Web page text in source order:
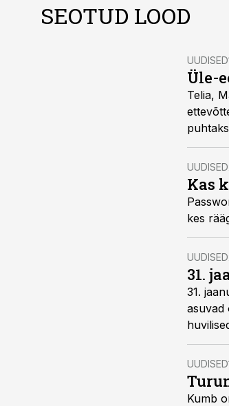
SEOTUD LOOD
UUDISED
Üle-
Telia,
UUDISED
Kas
kes
UUDISED
31.
31.
asuvad
UUDISED
Kumb